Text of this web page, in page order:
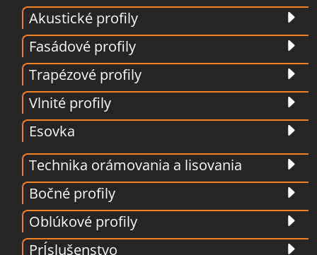
Akustické profily
Fasádové profily
Trapézové profily
Vlnité profily
Esovka
Technika orámovania a lisovania
Bočné profily
Oblúkové profily
PrÍslušenstvo